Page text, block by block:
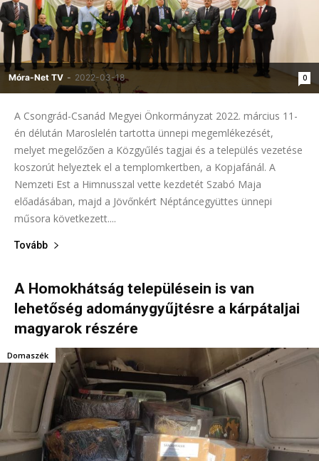
Móra-Net TV - 2022-03-18 0
A Csongrád-Csanád Megyei Önkormányzat 2022. március 11-
én délután Maroslelén tartotta ünnepi megemlékezését,
melyet megelőzően a Közgyűlés tagjai és a település vezetése
koszorút helyeztek el a templomkertben, a Kopjafánál. A
Nemzeti Est a Himnusszal vette kezdetét Szabó Maja
előadásában, majd a Jövőnkért Néptáncegyüttes ünnepi
műsora következett....
Tovább
A Homokhátság településein is van
lehetőség adománygyűjtésre a kárpátaljai
magyarok részére
Domaszék